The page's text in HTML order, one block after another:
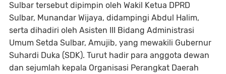
Sulbar tersebut dipimpin oleh Wakil Ketua DPRD
Sulbar, Munandar Wijaya, didampingi Abdul Halim,
serta dihadiri oleh Asisten III Bidang Administrasi
Umum Setda Sulbar, Amujib, yang mewakili Gubernur
Suhardi Duka (SDK). Turut hadir para anggota dewan
dan sejumlah kepala Organisasi Perangkat Daerah